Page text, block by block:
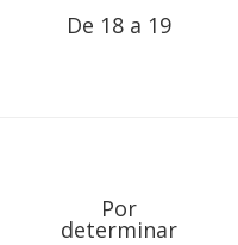
De 18 a 19
Por
determinar